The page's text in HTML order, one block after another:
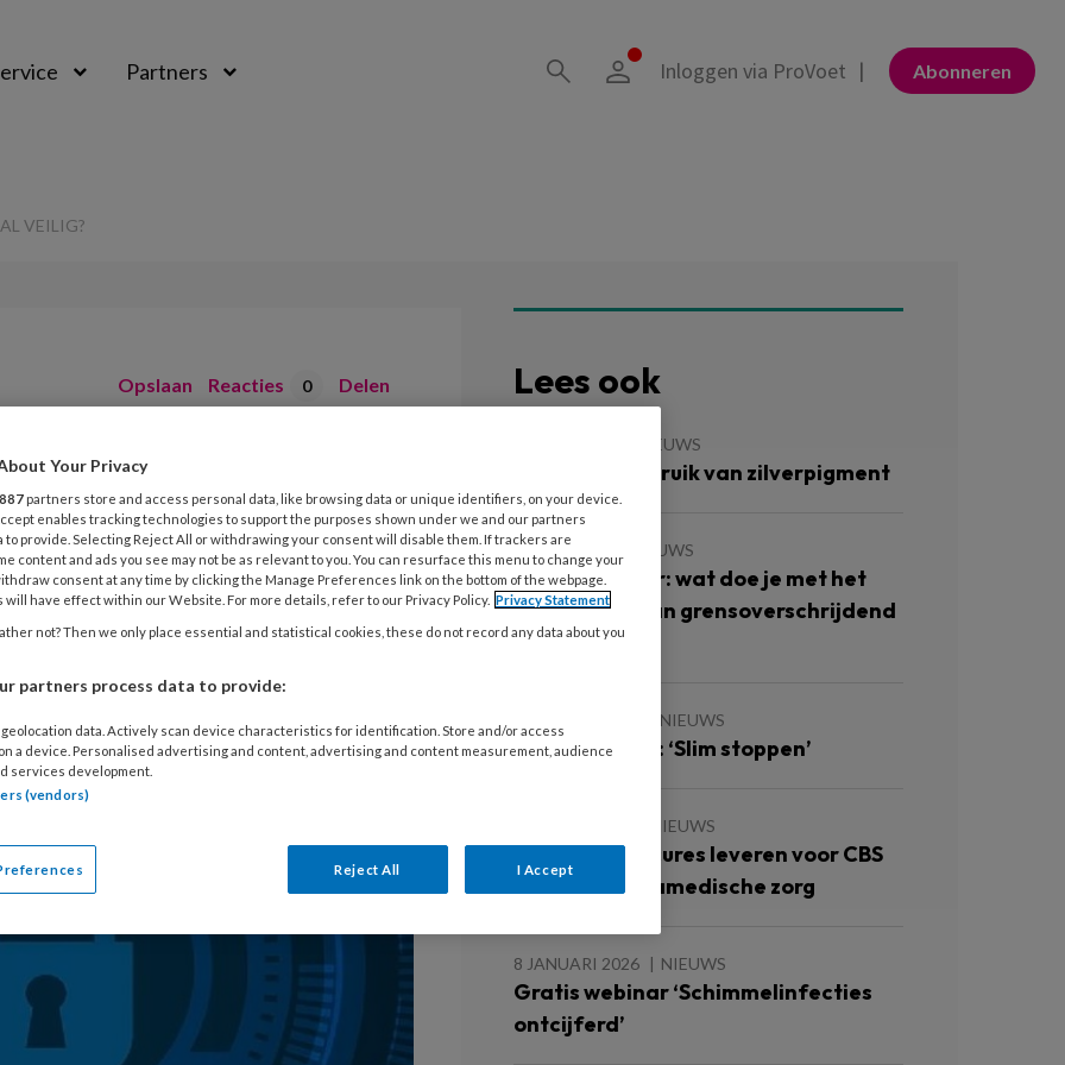
Partners Abonneren
Inloggen via ProVoet
VEILIG?
Opslaan Reacties 0 Delen
veilig?
beveiligd? Vanaf 1 juli 2025
maken met de nieuwe
ProVoet organiseert op
waarin deskundigen je bijpraten.
Lees ook
NIEUWS
Verbod op gebruik van zilverpigment
20 MEI 2026 NIEUWS
Nieuw webinar: wat doe je met het
vermoeden van grensoverschrijdend
gedrag?
NIEUWS
Nieuwe cursus: ‘Slim stoppen’
NIEUWS
Medisch pedicures leveren voor CBS
voortaan paramedische zorg
8 JANUARI 2026 NIEUWS
Gratis webinar ‘Schimmelinfecties
ontcijferd’
Your Privacy
887 partners store and access personal data, like browsing data or unique identifiers, on your device.
enables tracking technologies to support the purposes shown under we and our partners
to provide. Selecting Reject All or withdrawing your consent will disable them. If trackers are
content and ads you see may not be as relevant to you. You can resurface this menu to change your
consent at any time by clicking the Manage Preferences link on the bottom of the webpage.
will have effect within our Website. For more details, refer to our Privacy Policy. Privacy Statement
not? Then we only place essential and statistical cookies, these do not record any data about you
partners process data to provide:
data. Actively scan device characteristics for identification. Store and/or access
a device. Personalised advertising and content, advertising and content measurement, audience
services development.
(vendors)
Reject All I Accept